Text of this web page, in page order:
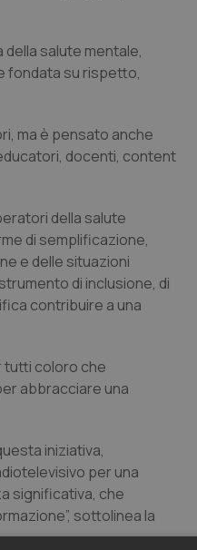
salute mentale,
fondata su rispetto,
ma è pensato anche
docenti, content
della salute
di semplificazione,
e delle situazioni
di inclusione, di
contribuire a una
tutti coloro che
abbracciare una
iniziativa,
per una
significativa, che
sottolinea la